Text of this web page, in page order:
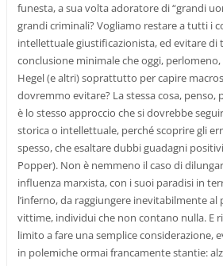
funesta, a sua volta adoratore di “grandi
grandi criminali? Vogliamo restare a tutti i
intellettuale giustificazionista, ed evitare di
conclusione minimale che oggi,
Hegel (e altri) soprattutto per capire
dovremmo evitare? La stessa cosa, penso,
è lo stesso approccio che si dovrebbe
storica o intellettuale, perché scoprire gli
spesso, che esaltare dubbi guadagni
Popper). Non è nemmeno il caso di
influenza marxista, con i suoi paradisi in
l’inferno, da raggiungere inevitabilmente
vittime, individui che non contano nulla. E
limito a fare una semplice considerazione,
in polemiche ormai francamente stantie: